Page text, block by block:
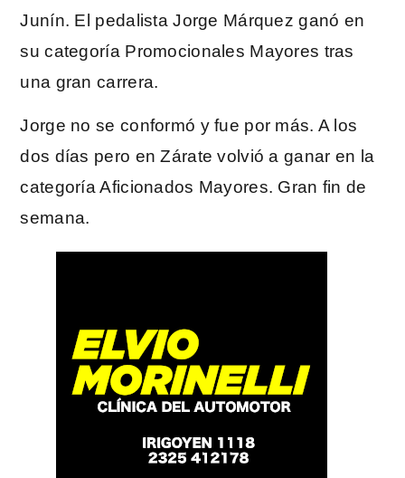
Junín. El pedalista Jorge Márquez ganó en
su categoría Promocionales Mayores tras
una gran carrera.
Jorge no se conformó y fue por más. A los
dos días pero en Zárate volvió a ganar en la
categoría Aficionados Mayores. Gran fin de
semana.